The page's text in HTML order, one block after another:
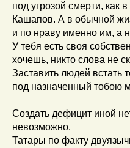
под угрозой смерти, как
Кашапов. А в обычной
и по нраву именно им, а
У тебя есть своя
хочешь, никто слова не
Заставить людей встать
под назначенный тобою
Создать дефицит иной
невозможно.
Татары по факту